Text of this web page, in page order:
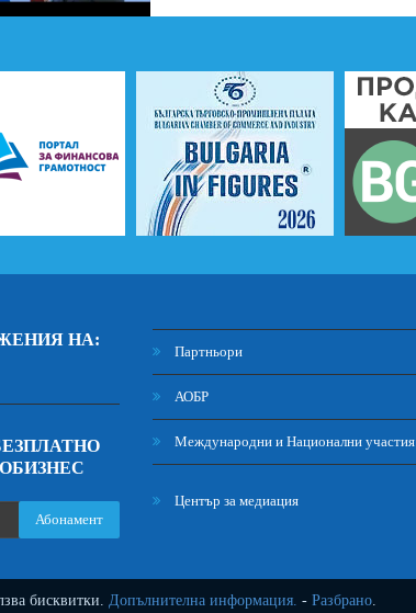
бисквитки. Допълнителна информация. - Разбрано.
НА:
Абонамент
Партньори
АОБР
Международни и Национални участия
Център за медиация